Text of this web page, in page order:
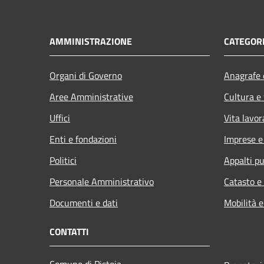
AMMINISTRAZIONE
Organi di Governo
Aree Amministrative
Uffici
Enti e fondazioni
Politici
Personale Amministrativo
Documenti e dati
Cultura
Vita
Imprese
Appalti
Catasto
Mobilità
CONTATTI